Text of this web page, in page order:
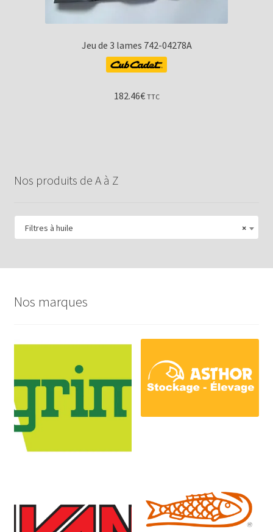
Jeu de 3 lames 742-04278A
182.46€ TTC
Nos produits de A à Z
×
Filtres à huile
Nos marques